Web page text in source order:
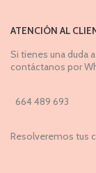
ATENCIÓN AL
Si tienes una duda
contáctanos por
664 489 693
Resolveremos tus